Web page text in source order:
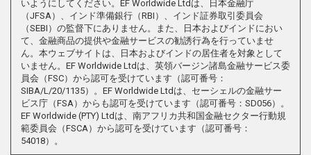
いようにしてください。EF Worldwide Ltdは、日本金融庁
（JFSA）、インド準備銀行（RBI）、インド証券取引委員会
（SEBI）の監督下にありません。また、日本およびインドにおい
て、金融商品の提供や金融サービスの勧誘行為を行っていませ
ん。本ウェブサイトは、日本およびインドの居住者を対象として
いません。EF Worldwide Ltdは、英領バージン諸島金融サービス委
員会（FSC）から認可を受けています（認可番号：
SIBA/L/20/1135）。EF Worldwide Ltdは、セーシェルの金融サー
ビス庁（FSA）からも認可を受けています（認可番号：SD056）。
EF Worldwide (PTY) Ltdは、南アフリカ共和国金融セクター行動規
範委員会（FSCA）から認可を受けています（認可番号：
54018）。